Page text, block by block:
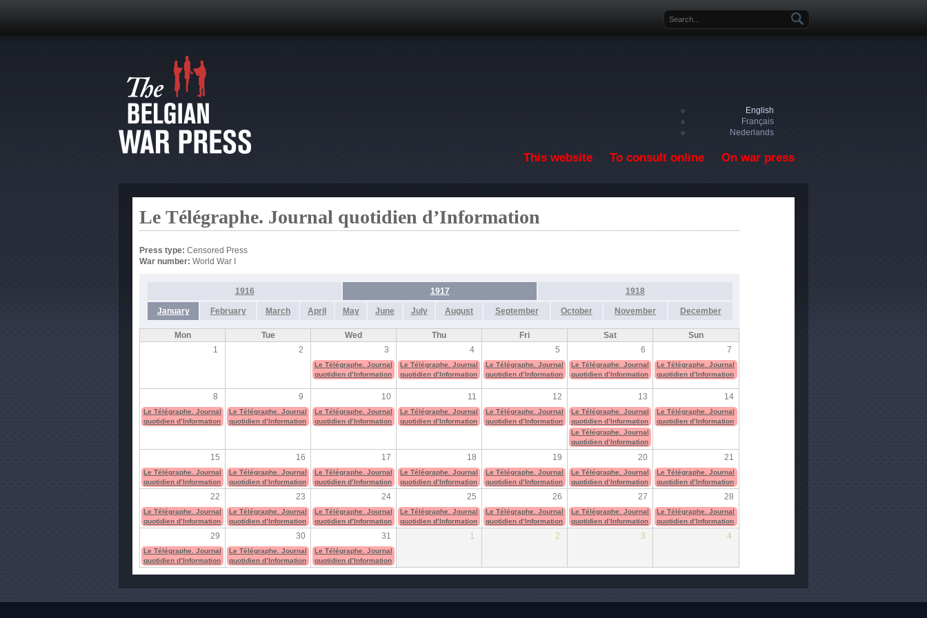
Search form
English
Français
Nederlands
This website To consult online On war press
Le Télégraphe. Journal quotidien d’Information
Press type: Censored Press
War number: World War I
1916 1917 1918
January February March April May June July August September October November December
Mon Tue Wed Thu Fri Sat
Sun
1
2 3 4 5 6 7
Le Télégraphe. Journal
quotidien d’Information
Le Télégraphe. Journal
quotidien d’Information
Le Télégraphe. Journal
quotidien d’Information
Le Télégraphe. Journal
quotidien d’Information
Le Télégraphe. Journal
quotidien d’Information
8 9 10 11 12 13 14
Le Télégraphe. Journal
quotidien d’Information
Le Télégraphe. Journal
quotidien d’Information
Le Télégraphe. Journal
quotidien d’Information
Le Télégraphe. Journal
quotidien d’Information
Le Télégraphe. Journal
quotidien d’Information
Le Télégraphe. Journal
quotidien d’Information
Le Télégraphe. Journal
quotidien d’Information
Le Télégraphe. Journal
quotidien d’Information
15 16 17 18 19 20 21
Le Télégraphe. Journal
quotidien d’Information
Le Télégraphe. Journal
quotidien d’Information
Le Télégraphe. Journal
quotidien d’Information
Le Télégraphe. Journal
quotidien d’Information
Le Télégraphe. Journal
quotidien d’Information
Le Télégraphe. Journal
quotidien d’Information
Le Télégraphe. Journal
quotidien d’Information
22 23 24 25 26 27 28
Le Télégraphe. Journal
quotidien d’Information
Le Télégraphe. Journal
quotidien d’Information
Le Télégraphe. Journal
quotidien d’Information
Le Télégraphe. Journal
quotidien d’Information
Le Télégraphe. Journal
quotidien d’Information
Le Télégraphe. Journal
quotidien d’Information
Le Télégraphe. Journal
quotidien d’Information
29 30 31 1 2 3 4
Le Télégraphe. Journal
quotidien d’Information
Le Télégraphe. Journal
quotidien d’Information
Le Télégraphe. Journal
quotidien d’Information